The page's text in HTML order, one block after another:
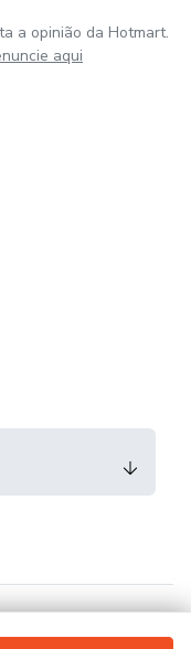
a opinião da Hotmart.
aqui